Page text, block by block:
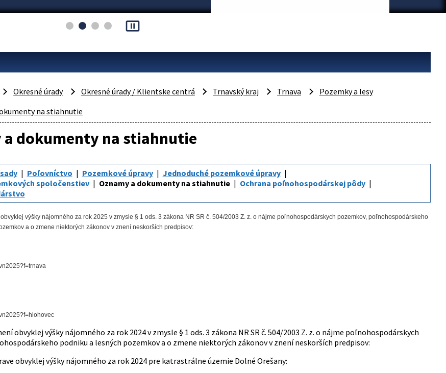
pause_presentation
Okresné úrady Okresné úrady / Klientske centrá Trnavský kraj Trnava
Pozemky a lesy
na stiahnutie
a dokumenty na stiahnutie
Poľovníctvo Pozemkové úpravy
Jednoduché pozemkové úpravy
spoločenstiev
Oznamy a dokumenty na stiahnutie
Ochrana poľnohospodárskej pôdy
výšky nájomného za rok 2025 v zmysle § 1 ods. 3 zákona NR SR č. 504/2003 Z. z. o nájme poľnohospodárskych pozemkov, poľnohospodárskeho
a o zmene niektorých zákonov v znení neskorších predpisov:
obvyklej výšky nájomného za rok 2024 v zmysle § 1 ods. 3 zákona NR SR č. 504/2003 Z. z. o nájme poľnohospodárskych
podniku a lesných pozemkov a o zmene niektorých zákonov v znení neskorších predpisov:
obvyklej výšky nájomného za rok 2024 pre katrastrálne územie Dolné Orešany: